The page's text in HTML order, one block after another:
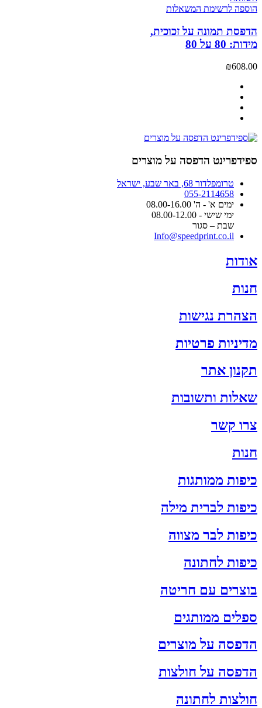
הוספה לרשימת המשאלות
הדפסת תמונה על זכוכית,
מידות: 80 על 80
₪608.00
ספידפרינט הדפסה על מוצרים
טרומפלדור 68, באר שבע, ישראל
055-2114658
ימים א' - ה' 08.00-16.00
ימי שישי - 08.00-12.00
שבת – סגור
Info@speedprint.co.il
אודות
חנות
הצהרת נגישות
מדיניות פרטיות
תקנון אתר
שאלות ותשובות
צרו קשר
חנות
כיפות ממותגות
כיפות לברית מילה
כיפות לבר מצווה
כיפות לחתונה
בוצרים עם חריטה
ספלים ממותגים
הדפסה על מוצרים
הדפסה על חולצות
חולצות לחתונה